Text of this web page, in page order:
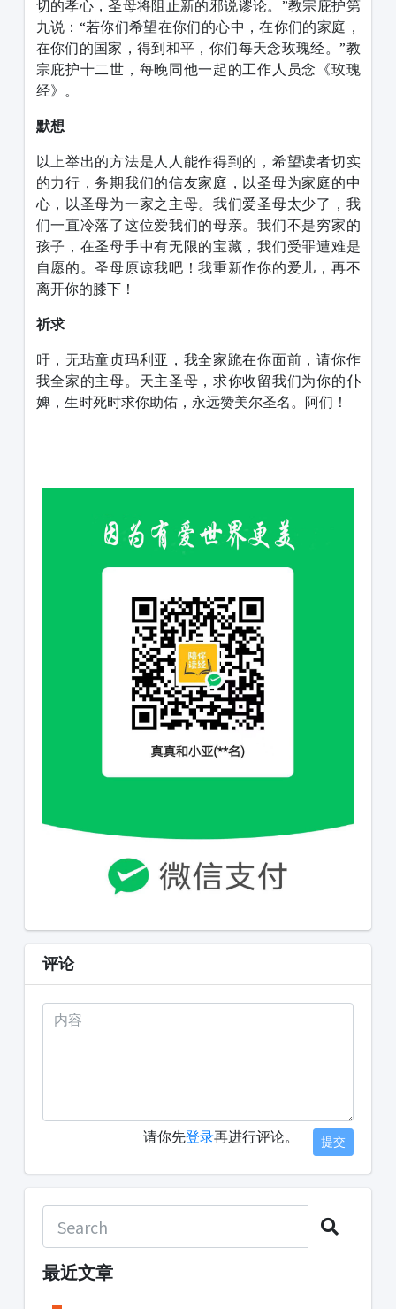
切的孝心，圣母将阻止新的邪说谬论。”教宗庇护第
九说：“若你们希望在你们的心中，在你们的家庭，
在你们的国家，得到和平，你们每天念玫瑰经。”教
宗庇护十二世，每晚同他一起的工作人员念《玫瑰
经》。
默想
以上举出的方法是人人能作得到的，希望读者切实
的力行，务期我们的信友家庭，以圣母为家庭的中
心，以圣母为一家之主母。我们爱圣母太少了，我
们一直冷落了这位爱我们的母亲。我们不是穷家的
孩子，在圣母手中有无限的宝藏，我们受罪遭难是
自愿的。圣母原谅我吧！我重新作你的爱儿，再不
离开你的膝下！
祈求
吁，无玷童贞玛利亚，我全家跪在你面前，请你作
我全家的主母。天主圣母，求你收留我们为你的仆
婢，生时死时求你助佑，永远赞美尔圣名。阿们！
评论
请你先登录再进行评论。 提交
最近文章